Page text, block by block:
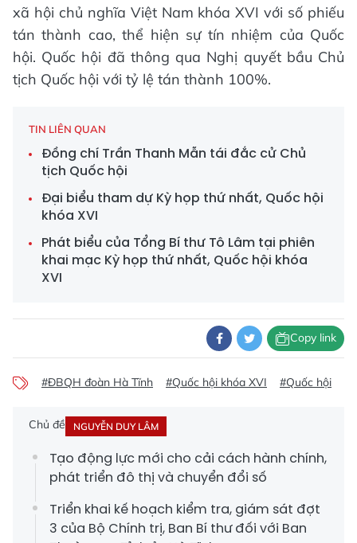
xã hội chủ nghĩa Việt Nam khóa XVI với số phiếu
tán thành cao, thể hiện sự tín nhiệm của Quốc
hội. Quốc hội đã thông qua Nghị quyết bầu Chủ
tịch Quốc hội với tỷ lệ tán thành 100%.
TIN LIÊN QUAN
Đồng chí Trần Thanh Mẫn tái đắc cử Chủ
tịch Quốc hội
Đại biểu tham dự Kỳ họp thứ nhất, Quốc hội
khóa XVI
Phát biểu của Tổng Bí thư Tô Lâm tại phiên
khai mạc Kỳ họp thứ nhất, Quốc hội khóa
XVI
Copy link
#ĐBQH đoàn Hà Tĩnh #Quốc hội khóa XVI #Quốc hội
Chủ đề NGUYỄN DUY LÂM
Tạo động lực mới cho cải cách hành chính,
phát triển đô thị và chuyển đổi số
Triển khai kế hoạch kiểm tra, giám sát đợt
3 của Bộ Chính trị, Ban Bí thư đối với Ban